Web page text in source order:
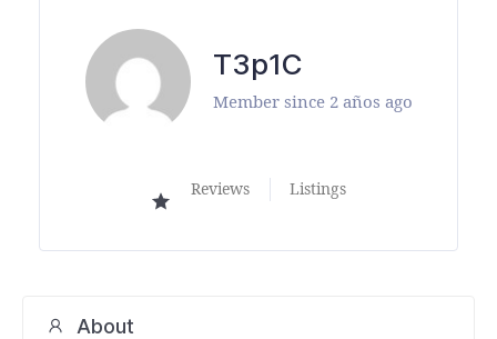
T3p1C
Member since 2 años ago
Reviews Listings
About